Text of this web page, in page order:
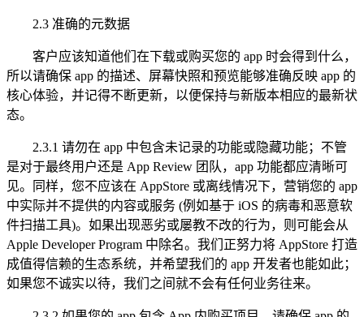
2.3 准确的元数据
客户应该知道他们在下载或购买您的 app 时会得到什么，
所以请确保 app 的描述、屏幕快照和预览能够准确反映 app 的
核心体验，并记得不断更新，以便保持与新版本相应的最新状
态。
2.3.1 请勿在 app 中包含未记录的功能或隐藏功能；不管
是对于最终用户还是 App Review 团队，app 功能都应清晰可
见。同样，您不应该在 AppStore 或离线情况下，营销您的 app
中实际并不提供的内容或服务 (例如基于 iOS 的病毒和恶意软
件扫描工具)。如果出现恶劣或屡教不改的行为，则可能会从
Apple Developer Program 中除名。我们正努力将 AppStore 打造
成值得信赖的生态系统，并希望我们的 app 开发者也能如此；
如果您不诚实以待，我们之间就不会有任何业务往来。